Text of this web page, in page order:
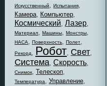
Искусственный, Испытания,
Камера, Компьютер,
Космический, Лазер,
Материал, Машины, Монстры,
НАСА, Поверхность, Полет,
Рекорд, Робот, Свет,
Система, Скорость,
Снимок, Телескоп,
Температура, Управление,